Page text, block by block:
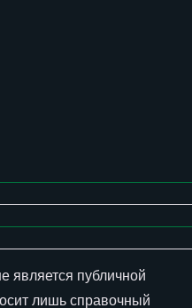
является публичной
лишь справочный